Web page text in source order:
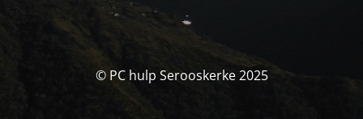
© PC hulp Serooskerke 2025